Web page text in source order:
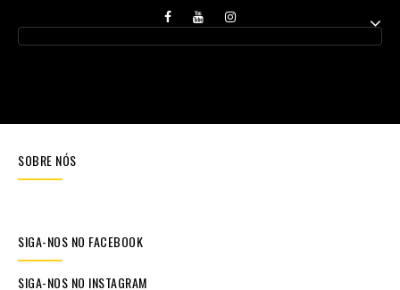
SOBRE NÓS
SIGA-NOS NO FACEBOOK
SIGA-NOS NO INSTAGRAM